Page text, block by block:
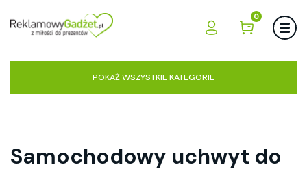
0
POKAŻ WSZYSTKIE KATEGORIE
Samochodowy uchwyt do